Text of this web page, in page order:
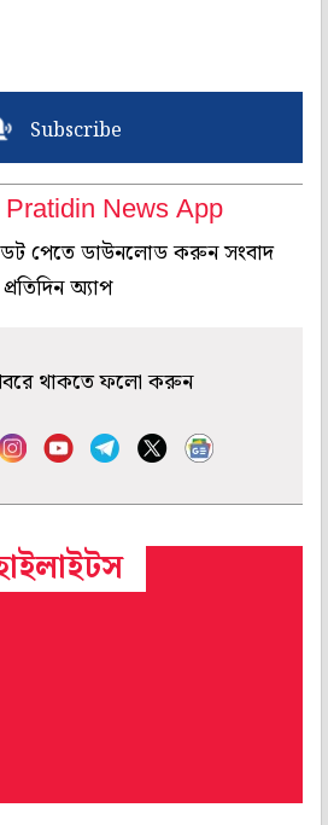
Subscribe
News App
পেতে ডাউনলোড করুন সংবাদ
প্রতিদিন অ্যাপ
থাকতে ফলো করুন